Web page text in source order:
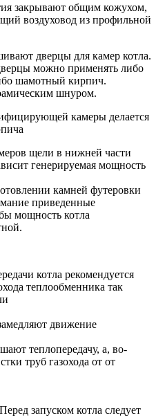
закрывают общим кожухом,
воздуховод из профильной
дверцы для камер котла.
можно применять либо
шамотный кирпич.
шнуром.
камеры делается
щели в нижней части
генерируемая мощность
камней футеровки
приведенные
мощность котла
котла рекомендуется
теплообменника так
движение
теплопередачу, а, во-
труб газохода от от
Перед запуском котла следует